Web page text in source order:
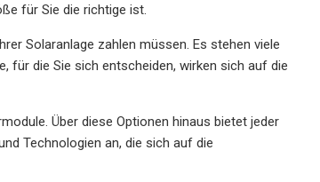
für Sie die richtige ist.
Solaranlage zahlen müssen. Es stehen viele
für die Sie sich entscheiden, wirken sich auf die
Über diese Optionen hinaus bietet jeder
Technologien an, die sich auf die